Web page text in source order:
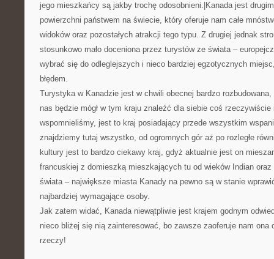
jego mieszkańcy są jakby trochę odosobnieni.|Kanada jest
powierzchni państwem na świecie, który oferuje nam całe
widoków oraz pozostałych atrakcji tego typu. Z drugiej jednak
stosunkowo mało doceniona przez turystów ze świata –
wybrać się do odleglejszych i nieco bardziej egzotycznych
błędem.
Turystyka w Kanadzie jest w chwili obecnej bardzo
nas będzie mógł w tym kraju znaleźć dla siebie coś
wspomnieliśmy, jest to kraj posiadający przede wszystkim
znajdziemy tutaj wszystko, od ogromnych gór aż po rozległe
kultury jest to bardzo ciekawy kraj, gdyż aktualnie jest on
francuskiej z domieszką mieszkających tu od wieków Indian
świata – największe miasta Kanady na pewno są w stanie
najbardziej wymagające osoby.
Jak zatem widać, Kanada niewątpliwie jest krajem godnym
nieco bliżej się nią zainteresować, bo zawsze zaoferuje nam ona
rzeczy!